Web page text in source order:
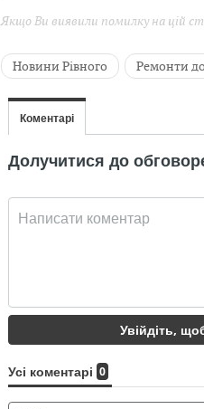
Якщо Ви виявили помилку на цій
Новини Рівного Ремонти